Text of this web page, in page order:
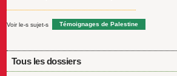
Voir le-s sujet-s Témoignages de Palestine
Tous les dossiers